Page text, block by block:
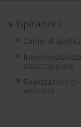
Ispirazioni
Campi di
disaccoppiare
Realizzazioni di
wellness